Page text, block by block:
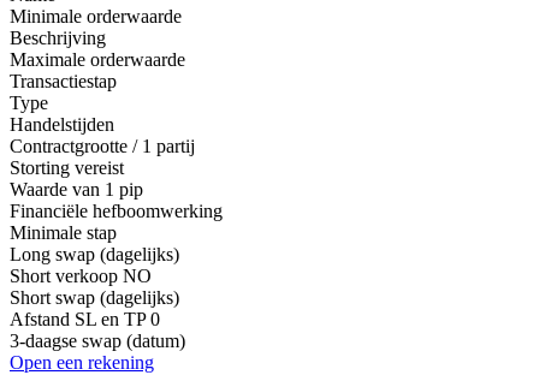
Minimale orderwaarde
Beschrijving
Maximale orderwaarde
Transactiestap
Type
Handelstijden
Contractgrootte / 1 partij
Storting vereist
Waarde van 1 pip
Financiële hefboomwerking
Minimale stap
Long swap (dagelijks)
Short verkoop NO
Short swap (dagelijks)
Afstand SL en TP 0
3-daagse swap (datum)
Open een rekening